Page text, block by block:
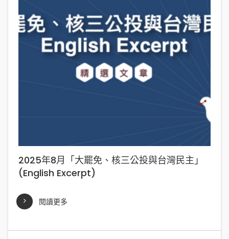
2025年8月「大罷免、核三公投與台灣民主」
(English Excerpt)
閱讀更多